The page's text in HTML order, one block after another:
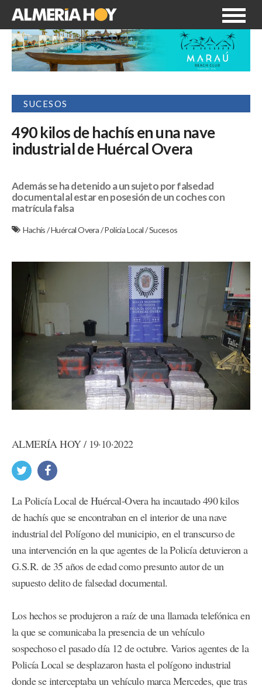
SUCESOS
490 kilos de hachís en una nave
industrial de Huércal Overa
Además se ha detenido a un sujeto por falsedad
documental al estar en posesión de un coches con
matrícula falsa
Hachís/Huércal Overa/Policía Local/Sucesos
ALMERÍA HOY / 19·10·2022
La Policía Local de Huércal-Overa ha incautado 490 kilos
de hachís que se encontraban en el interior de una nave
industrial del Polígono del municipio, en el transcurso de
una intervención en la que agentes de la Policía detuvieron a
G.S.R. de 35 años de edad como presunto autor de un
supuesto delito de falsedad documental.
Los hechos se produjeron a raíz de una llamada telefónica en
la que se comunicaba la presencia de un vehículo
sospechoso el pasado día 12 de octubre. Varios agentes de la
Policía Local se desplazaron hasta el polígono industrial
donde se interceptaba un vehículo marca Mercedes, que tras